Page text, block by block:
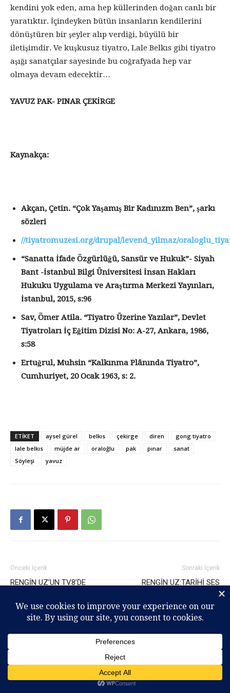
kendini yok eden, ama hep küllerinden doğan canlı bir
yaratıktır. İçindeyken bütün insanların kendilerini
dönüştüren bir şeyler alıp verdiği, büyülü bir
iletişimdir. Ve kuşkusuz tiyatro, Lale Belkıs gibi tiyatro
aşığı sanatçılar sayesinde bu coğrafyada hep var
olmaya devam edecektir…
YAVUZ PAK- PINAR ÇEKİRGE
Kaynakça:
Akçan, Çetin. “Çok Yaşamış Bir Kadınızm Ben”, şarkı
sözleri
//tiyatromuzesi.org/drupal/levend_yilmaz/
“Sanatta İfade Özgürlüğü, Sansür ve Hukuk”- Siyah
Bant -İstanbul Bilgi Üniversitesi İnsan Hakları
Hukuku Uygulama ve Araştırma Merkezi Yayınları,
İstanbul, 2015, s:96
Sav, Ömer Atila. “Tiyatro Üzerine Yazılar”, Devlet
Tiyatroları İç Eğitim Dizisi No: A-27, Ankara, 1986,
s:58
Ertuğrul, Muhsin “Kalkınma Plânında Tiyatro”,
Cumhuriyet, 20 Ocak 1963, s: 2.
ETİKET aysel gürel belkıs çekirge diren
gong tiyatro
lale belkıs
müjde ar oraloğlu pak pınar
sanat
Söyleşi
yavuz
Önceki İçerik
RENGİN UZ’UN TV8’DE
Sonraki İçerik
RENGİN UZ:TARİHİ SES
TİYATROSU’NDA TARİHİ BİR
GECE